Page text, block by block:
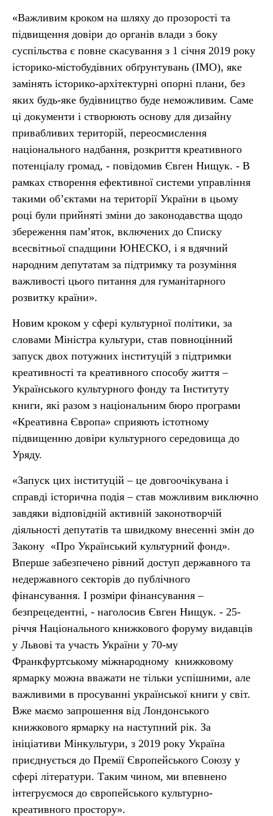
«Важливим кроком на шляху до прозорості та
підвищення довіри до органів влади з боку
суспільства є повне скасування з 1 січня 2019 року
історико-містобудівних обґрунтувань (ІМО), яке
замінять історико-архітектурні опорні плани, без
яких будь-яке будівництво буде неможливим. Саме
ці документи і створюють основу для дизайну
привабливих територій, переосмислення
національного надбання, розкриття креативного
потенціалу громад, - повідомив Євген Нищук. - В
рамках створення ефективної системи управління
такими об’єктами на території України в цьому
році були прийняті зміни до законодавства щодо
збереження пам’яток, включених до Списку
всесвітньої спадщини ЮНЕСКО, і я вдячний
народним депутатам за підтримку та розуміння
важливості цього питання для гуманітарного
розвитку країни».
Новим кроком у сфері культурної політики, за
словами Міністра культури, став повноцінний
запуск двох потужних інституцій з підтримки
креативності та креативного способу життя –
Українського культурного фонду та Інституту
книги, які разом з національним бюро програми
«Креативна Європа» сприяють істотному
підвищенню довіри культурного середовища до
Уряду.
«Запуск цих інституцій – це довгоочікувана і
справді історична подія – став можливим виключно
завдяки відповідній активній законотворчій
діяльності депутатів та швидкому внесенні змін до
Закону «Про Український культурний фонд».
Вперше забезпечено рівний доступ державного та
недержавного секторів до публічного
фінансування. І розміри фінансування –
безпрецедентні, - наголосив Євген Нищук. - 25-
річчя Національного книжкового форуму видавців
у Львові та участь України у 70-му
Франкфуртському міжнародному книжковому
ярмарку можна вважати не тільки успішними, але
важливими в просуванні української книги у світ.
Вже маємо запрошення від Лондонського
книжкового ярмарку на наступний рік. За
ініціативи Мінкультури, з 2019 року Україна
приєднується до Премії Європейського Союзу у
сфері літератури. Таким чином, ми впевнено
інтегруємося до європейського культурно-
креативного простору».